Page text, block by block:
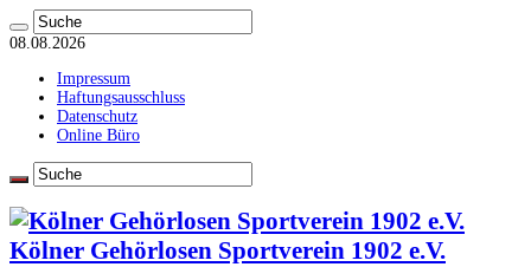
08.08.2026
Impressum
Haftungsausschluss
Datenschutz
Online Büro
Kölner Gehörlosen Sportverein 1902 e.V.